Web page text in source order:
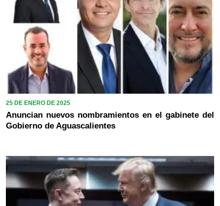
25 DE ENERO DE 2025
Anuncian nuevos nombramientos en el gabinete del
Gobierno de Aguascalientes